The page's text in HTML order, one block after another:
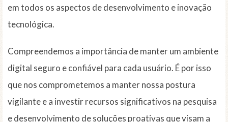
em todos os aspectos de desenvolvimento e inovação
tecnológica.
Compreendemos a importância de manter um ambiente
digital seguro e confiável para cada usuário. É por isso
que nos comprometemos a manter nossa postura
vigilante e a investir recursos significativos na pesquisa
e desenvolvimento de soluções proativas que visam a